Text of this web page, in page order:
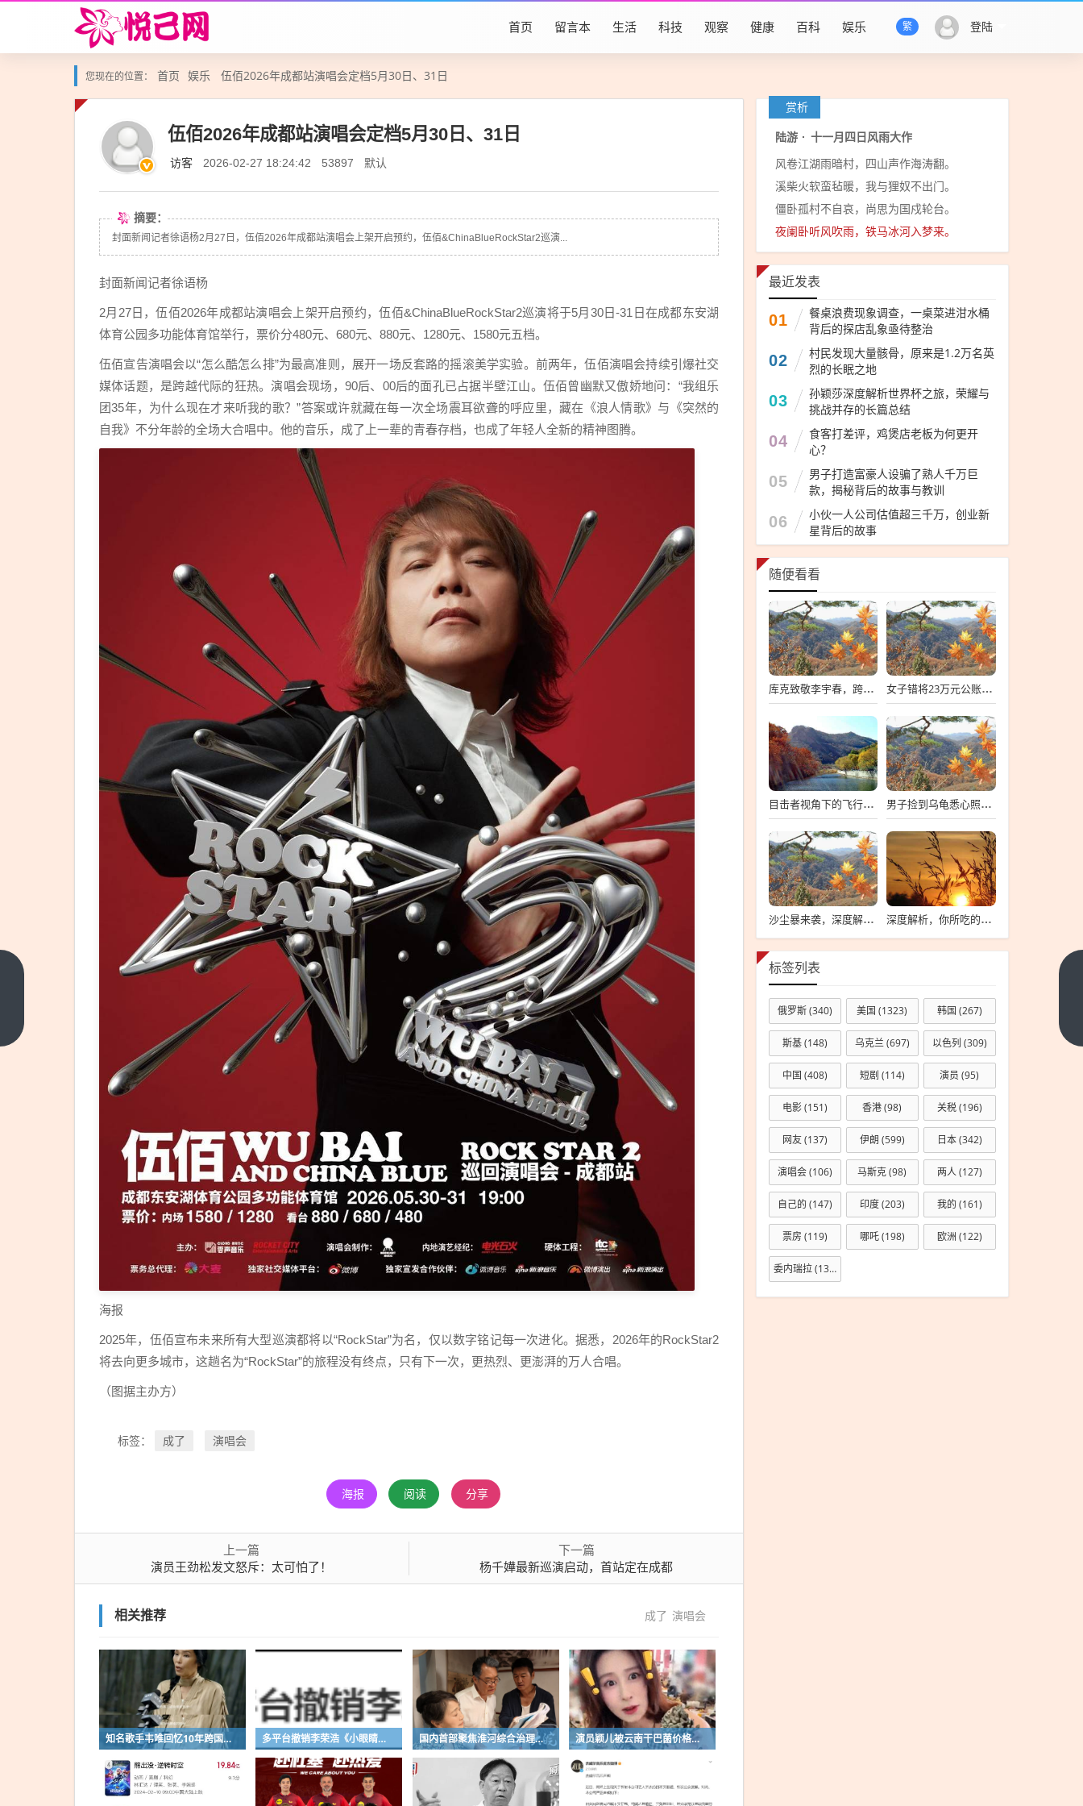
登陆
繁
首页 留言本 生活 科技 观察 健康 百科 娱乐
您现在的位置： 首页 娱乐 伍佰2026年成都站演唱会定档5月30日、31日
伍佰2026年成都站演唱会定档5月30日、31日
访客 2026-02-27 18:24:42 53897 默认
摘要：
封面新闻记者徐语杨2月27日，伍佰2026年成都站演唱会上架开启预约，伍佰&ChinaBlueRockStar2巡演...
封面新闻记者徐语杨
2月27日，伍佰2026年成都站演唱会上架开启预约，伍佰&ChinaBlueRockStar2巡演将于5月30日-31日在成都东安湖
体育公园多功能体育馆举行，票价分480元、680元、880元、1280元、1580元五档。
伍佰宣告演唱会以“怎么酷怎么排”为最高准则，展开一场反套路的摇滚美学实验。前两年，伍佰演唱会持续引爆社交
媒体话题，是跨越代际的狂热。演唱会现场，90后、00后的面孔已占据半壁江山。伍佰曾幽默又傲娇地问：“我组乐
团35年，为什么现在才来听我的歌？”答案或许就藏在每一次全场震耳欲聋的呼应里，藏在《浪人情歌》与《突然的
自我》不分年龄的全场大合唱中。他的音乐，成了上一辈的青春存档，也成了年轻人全新的精神图腾。
海报
2025年，伍佰宣布未来所有大型巡演都将以“RockStar”为名，仅以数字铭记每一次进化。据悉，2026年的RockStar2
将去向更多城市，这趟名为“RockStar”的旅程没有终点，只有下一次，更热烈、更澎湃的万人合唱。
（图据主办方）
标签： 成了 演唱会
海报 阅读 分享
上一篇
演员王劲松发文怒斥：太可怕了！
下一篇
杨千嬅最新巡演启动，首站定在成都
相关推荐 成了 演唱会
知名歌手韦唯回忆10年跨国婚姻：完全就是上当，婚后才知道对方比自己大25岁，表面光鲜藏着控制和暴力 多平台撤销李荣浩《小眼睛》作曲署名，4个月前他曾发长文：“我没有抄袭！我一定会处理好这件事，大家一定等我消息” 国内首部聚焦淮河综合治理院线电影《情淮》在蚌埠取景拍摄 演员颖儿被云南干巴菌价格惊到：1公斤1800元，“买黄金一样”；做成炒饭连干3碗，直呼“太好吃”
赏析
陆游 · 十一月四日风雨大作
风卷江湖雨暗村，四山声作海涛翻。
溪柴火软蛮毡暖，我与狸奴不出门。
僵卧孤村不自哀，尚思为国戍轮台。
夜阑卧听风吹雨，铁马冰河入梦来。
最近发表
01
餐桌浪费现象调查，一桌菜进泔水桶
背后的探店乱象亟待整治
02
村民发现大量骸骨，原来是1.2万名英
烈的长眠之地
03
孙颖莎深度解析世界杯之旅，荣耀与
挑战并存的长篇总结
04
食客打差评，鸡煲店老板为何更开
心？
05
男子打造富豪人设骗了熟人千万巨
款，揭秘背后的故事与教训
06
小伙一人公司估值超三千万，创业新
星背后的故事
随便看看
库克致敬李宇春，跨界的音乐力量与科技的共鸣 女子错将23万元公账转给失信人员，事件深度解析与反思
目击者视角下的飞行器坠落事件，小女孩伤情牵动人心 男子捡到乌龟悉心照料九年，乌龟体型膨胀至无法行动
沙尘暴来袭，深度解析影响范围背后的原因 深度解析，你所吃的火腿肠背后的故事与差异
标签列表
俄罗斯(340) 美国 (1323) 韩国 (267)
斯基(148) 乌克兰(697) 以色列 (309)
中国 (408) 短剧 (114) 演员 (95)
电影(151) 香港(98) 关税(196)
网友(137) 伊朗 (599) 日本(342)
演唱会(106) 马斯克(98) 两人(127)
自己的 (147) 印度(203) 我的 (161)
票房 (119) 哪吒(198) 欧洲 (122)
委内瑞拉(133)